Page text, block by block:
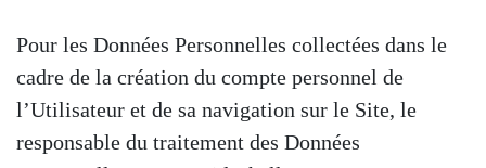
Pour les Données Personnelles collectées dans le
cadre de la création du compte personnel de
l’Utilisateur et de sa navigation sur le Site, le
responsable du traitement des Données